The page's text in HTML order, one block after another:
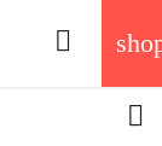

